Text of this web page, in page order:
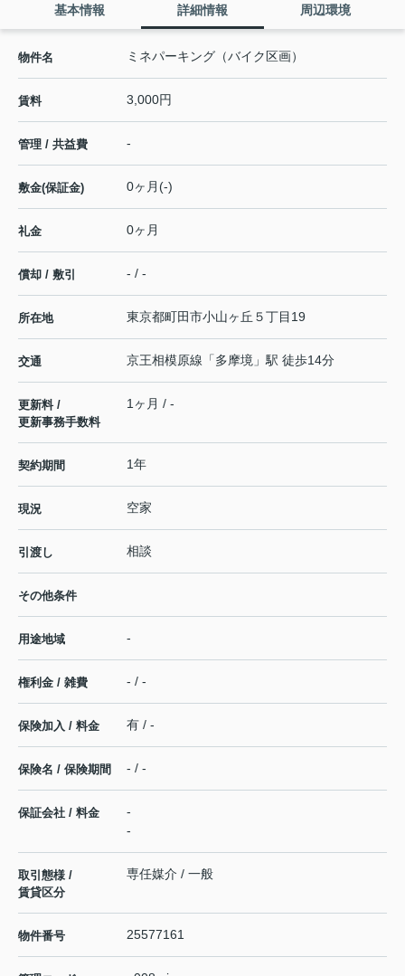
基本情報 詳細情報 周辺環境
物件名 ミネパーキング（バイク区画）
賃料 3,000円
管理 / 共益費 -
敷金(保証金) 0ヶ月(-)
礼金 0ヶ月
償却 / 敷引 - / -
所在地 東京都町田市小山ヶ丘 ５丁目19
交通 京王相模原線 「多摩境 」駅 徒歩14分
更新料 /
更新事務手数料
1ヶ月 / -
契約期間 1年
現況 空家
引渡し 相談
その他条件
用途地域 -
権利金 / 雑費 - / -
保険加入 / 料金 有 / -
保険名 / 保険期間 - / -
保証会社 / 料金
-
-
取引態様 /
賃貸区分
専任媒介 / 一般
物件番号 25577161